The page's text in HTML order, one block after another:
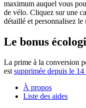
maximum auquel vous
de vélo. Cliquez sur une
détaillé et personnalisez le
Le bonus
La prime à la conversion
est supprimée depuis le
À propos
Liste des aides